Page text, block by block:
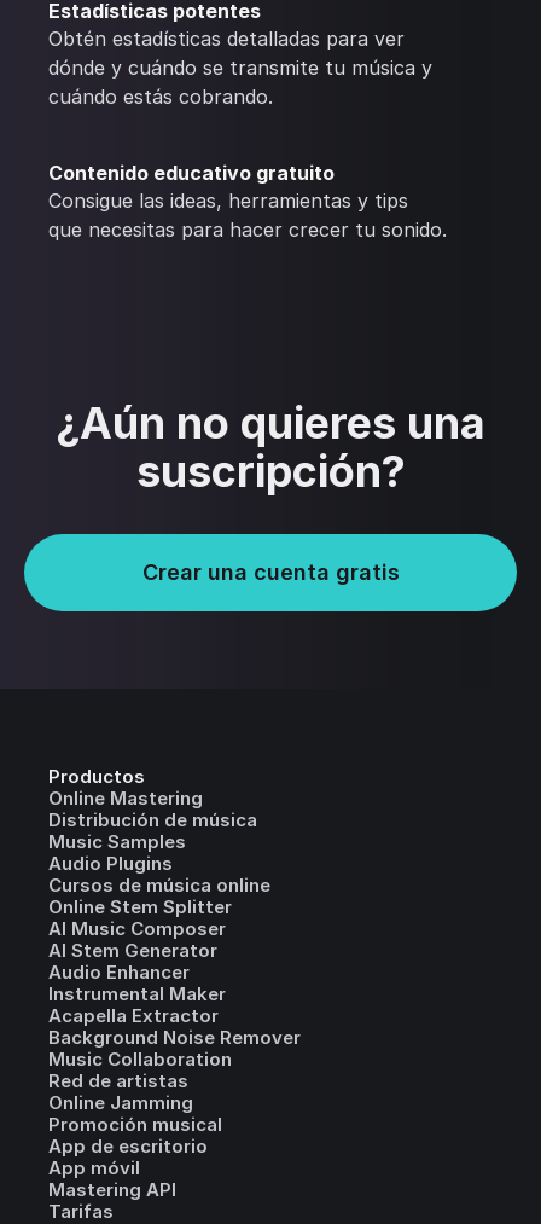
Estadísticas potentes
Obtén estadísticas detalladas para ver
dónde y cuándo se transmite tu música y
cuándo estás cobrando.
Contenido educativo gratuito
Consigue las ideas, herramientas y tips
que necesitas para hacer crecer tu sonido.
¿Aún no quieres una
suscripción?
Crear una cuenta gratis
Productos
Online Mastering
Distribución de música
Music Samples
Audio Plugins
Cursos de música online
Online Stem Splitter
AI Music Composer
AI Stem Generator
Audio Enhancer
Instrumental Maker
Acapella Extractor
Background Noise Remover
Music Collaboration
Red de artistas
Online Jamming
Promoción musical
App de escritorio
App móvil
Mastering API
Tarifas